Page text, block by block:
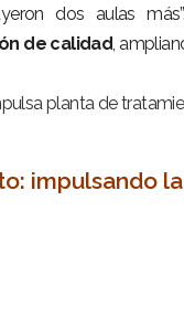
dos aulas
de calidad ,
planta de
impulsando